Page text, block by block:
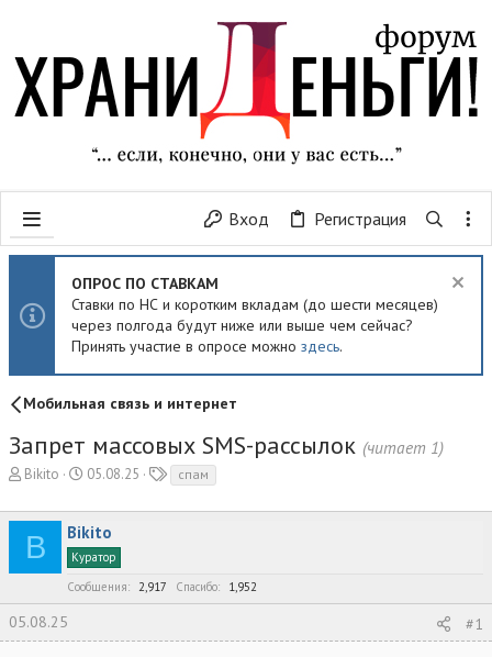
Вход Регистрация
ОПРОС ПО СТАВКАМ
Ставки по НС и коротким вкладам (до шести месяцев)
через полгода будут ниже или выше чем сейчас?
Принять участие в опросе можно здесь.
Мобильная связь и интернет
Запрет массовых SMS-рассылок (читает 1)
А
т
о
т
ы
Bikito
Д
т
а
н
а
ч
05.08.25
г
спам
B Bikito
Куратор
Сообщения
2,917 Спасибо 1,952
05.08.25 #1